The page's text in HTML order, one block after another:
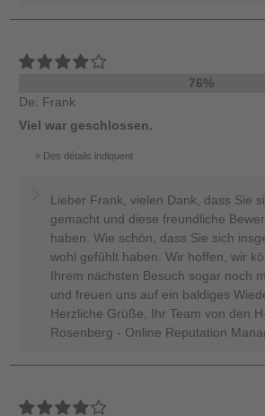
76%
De: Frank
Viel war geschlossen.
Des détails indiquent
Lieber Frank, vielen Dank, dass Sie
gemacht und diese freundliche
haben. Wie schön, dass Sie sich
wohl gefühlt haben. Wir hoffen, wir
Ihrem nächsten Besuch sogar noch
und freuen uns auf ein baldiges
Herzliche Grüße, Ihr Team von den
Rosenberg - Online Reputation